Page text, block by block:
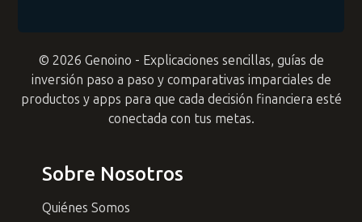
© 2026 Genoino - Explicaciones sencillas, guías de
inversión paso a paso y comparativas imparciales de
productos y apps para que cada decisión financiera esté
conectada con tus metas.
Sobre Nosotros
Quiénes Somos